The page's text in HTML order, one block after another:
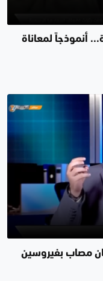
أنموذجاً لمعاناة
مصاب بفيروسين